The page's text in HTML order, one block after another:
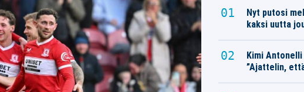
Nyt putosi
kaksi uutta
Kimi
”Ajattelin,